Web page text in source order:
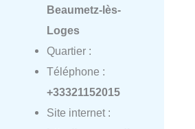
Beaumetz-lès-
Loges
Quartier :
Téléphone :
+33321152015
Site internet :